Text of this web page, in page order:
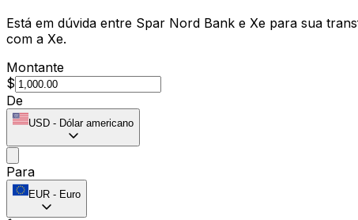
Está em dúvida entre Spar Nord Bank e Xe para sua
com a Xe.
Montante
$
De
USD - Dólar americano
Para
EUR - Euro